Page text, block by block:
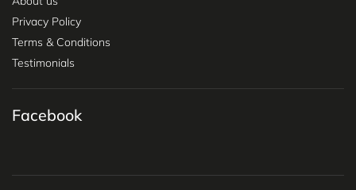
Privacy Policy
Terms & Conditions
Testimonials
Facebook